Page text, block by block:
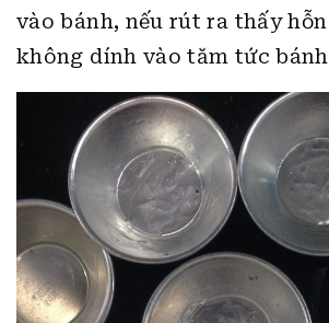
vào bánh, nếu rút ra thấy
không dính vào tăm tức